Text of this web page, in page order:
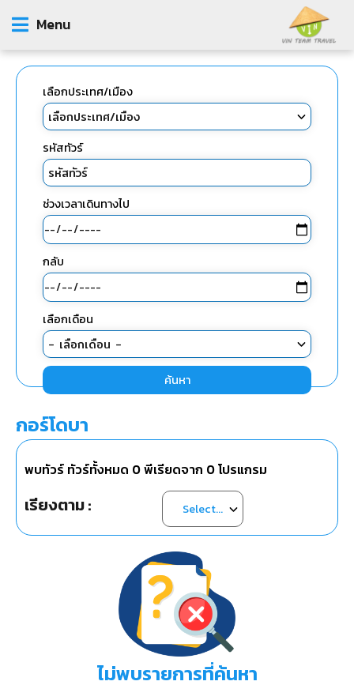
Menu
เลือกประเทศ/เมือง
รหัสทัวร์
ช่วงเวลาเดินทางไป
กลับ
เลือกเดือน
ค้นหา
กอร์โดบา
พบทัวร์ ทัวร์ทั้งหมด 0พีเรียดจาก 0โปรแกรม
เรียงตาม :
ไม่พบรายการที่ค้นหา